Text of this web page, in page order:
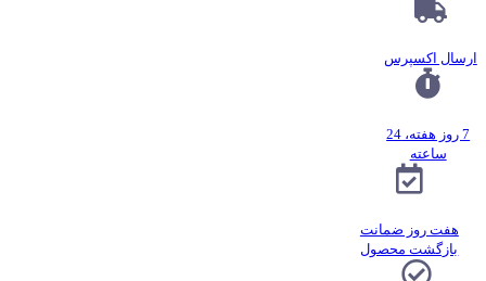
ارسال اکسپرس
7 روز هفته، 24
ساعته
هفت روز ضمانت
بازگشت محصول